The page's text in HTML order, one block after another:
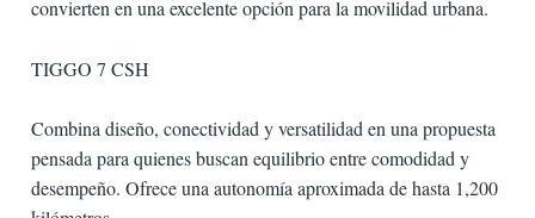
convierten en una excelente opción para la movilidad urbana.
TIGGO 7 CSH
Combina diseño, conectividad y versatilidad en una propuesta
pensada para quienes buscan equilibrio entre comodidad y
desempeño. Ofrece una autonomía aproximada de hasta 1,200